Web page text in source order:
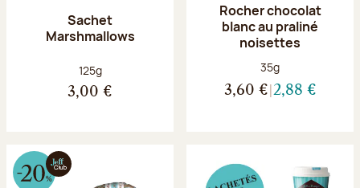
Sachet
Marshmallows
Poids net :
125g
3,00 €
Rocher chocolat
blanc au praliné
noisettes
Poids net :
35g
3,60 € 2,88 €